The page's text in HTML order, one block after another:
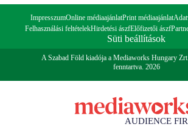
ImpresszumOnline médiaajánlatPrint médiaajánlat
Felhasználási feltételekHirdetési ászfElőfizetői ászf
Süti beállítások
A Szabad Föld kiadója a Mediaworks Hungary
fenntartva. 2026